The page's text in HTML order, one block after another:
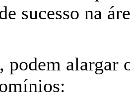
sucesso na
alargar